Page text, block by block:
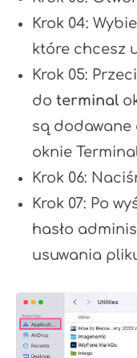
Krok 04:
które chcesz
Krok 05:
do terminal
są dodawane
oknie
Krok 06:
Krok 07: Po
hasło
usuwania